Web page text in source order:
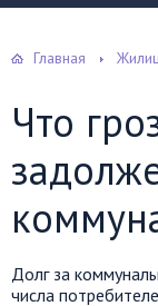
Главная
Что
Долг за
числа